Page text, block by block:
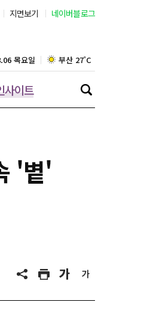
지면보기 네이버블로그
사이트
목요일 대구 25˚C
인천 28˚C
'볕'